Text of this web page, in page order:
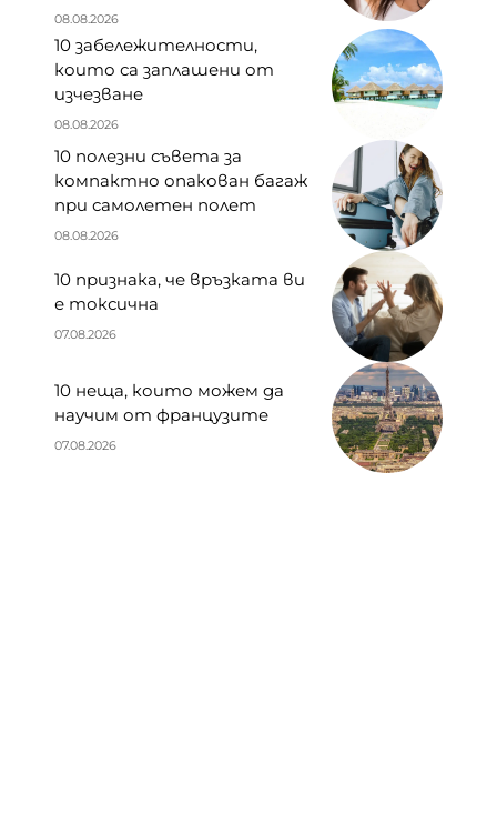
08.08.2026
10 забележителности,
които са заплашени от
изчезване
08.08.2026
10 полезни съвета за
компактно опакован багаж
при самолетен полет
08.08.2026
10 признака, че връзката ви
е токсична
07.08.2026
10 неща, които можем да
научим от французите
07.08.2026